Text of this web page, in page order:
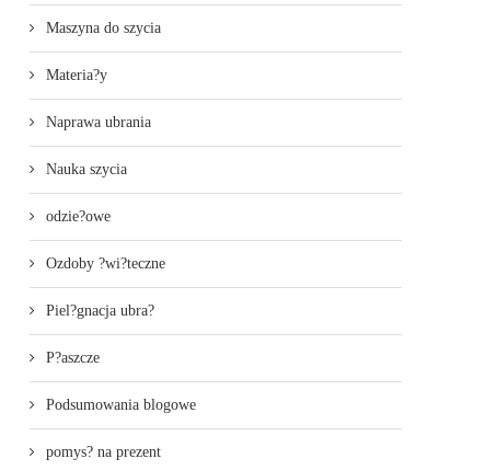
Maszyna do szycia
Materia?y
Naprawa ubrania
Nauka szycia
odzie?owe
Ozdoby ?wi?teczne
Piel?gnacja ubra?
P?aszcze
Podsumowania blogowe
pomys? na prezent